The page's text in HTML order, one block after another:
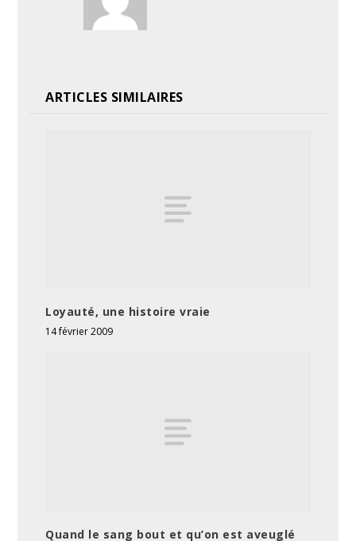
ARTICLES SIMILAIRES
Loyauté, une histoire vraie
14 février 2009
Quand le sang bout et qu’on est aveuglé